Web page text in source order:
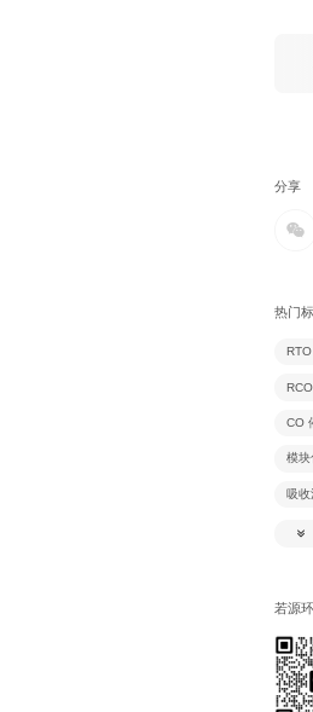
分享
热门
CO
模
吸
吸
除
生
风风
若源